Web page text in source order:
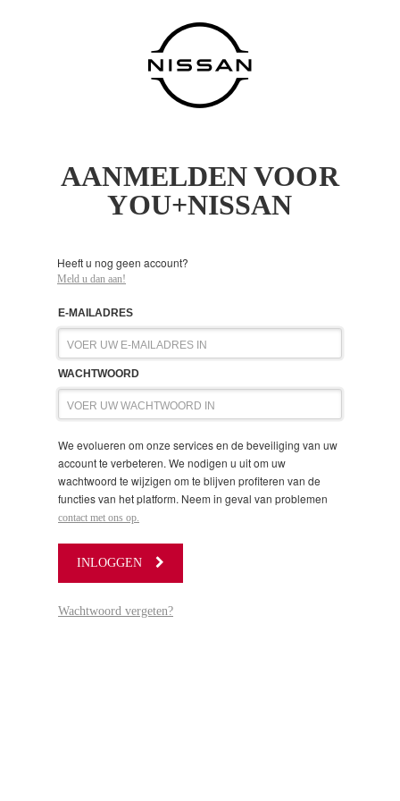
AANMELDEN VOOR
YOU+NISSAN
Heeft u nog geen account?
Meld u dan aan!
E-MAILADRES
WACHTWOORD
We evolueren om onze services en de beveiliging van uw
account te verbeteren. We nodigen u uit om uw
wachtwoord te wijzigen om te blijven profiteren van de
functies van het platform. Neem in geval van problemen
contact met ons op.
INLOGGEN
Wachtwoord vergeten?